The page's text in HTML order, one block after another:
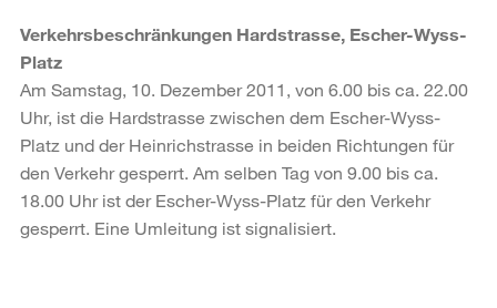
Verkehrsbeschränkungen Hardstrasse, Escher-Wyss-
Platz
Am Samstag, 10. Dezember 2011, von 6.00 bis ca. 22.00
Uhr, ist die Hardstrasse zwischen dem Escher-Wyss-
Platz und der Heinrichstrasse in beiden Richtungen für
den Verkehr gesperrt. Am selben Tag von 9.00 bis ca.
18.00 Uhr ist der Escher-Wyss-Platz für den Verkehr
gesperrt. Eine Umleitung ist signalisiert.